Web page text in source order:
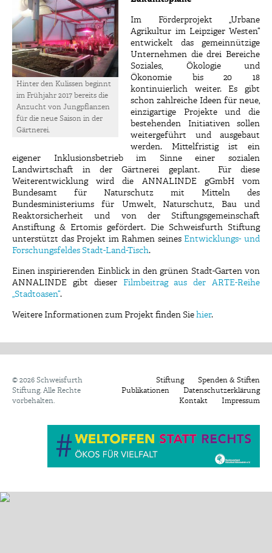
Hinter den Kulissen beginnt
im Frühjahr 2017 bereits die
Anzucht von Jungpflanzen
für die neue Saison in der
Gärtnerei.
Im Förderprojekt „Urbane
Agrikultur im Leipziger Westen“
entwickelt das gemeinnützige
Unternehmen die drei Bereiche
Soziales, Ökologie und
Ökonomie bis 20 18
kontinuierlich weiter. Es gibt
schon zahlreiche Ideen für neue,
einzigartige Projekte und die
bestehenden Initiativen sollen
weitergeführt und ausgebaut
werden. Mittelfristig ist ein
eigener Inklusionsbetrieb im Sinne einer sozialen
Landwirtschaft in der Gärtnerei geplant. Für diese
Weiterentwicklung wird die ANNALINDE gGmbH vom
Bundesamt für Naturschutz mit Mitteln des
Bundesministeriums für Umwelt, Naturschutz, Bau und
Reaktorsicherheit und von der Stiftungsgemeinschaft
Anstiftung & Ertomis gefördert. Die Schweisfurth Stiftung
unterstützt das Projekt im Rahmen seines Entwicklungs- und
Forschungsfeldes Stadt-Land-Tisch.
Einen inspirierenden Einblick in den grünen Stadt-Garten von
ANNALINDE gibt dieser
Filmbeitrag aus der ARTE-Reihe
„Stadtoasen“.
Weitere Informationen zum Projekt finden Sie hier.
© 2026 Schweisfurth
Stiftung. Alle Rechte
vorbehalten.
Stiftung
Spenden & Stiften
Publikationen
Datenschutzerklärung
Kontakt
Impressum